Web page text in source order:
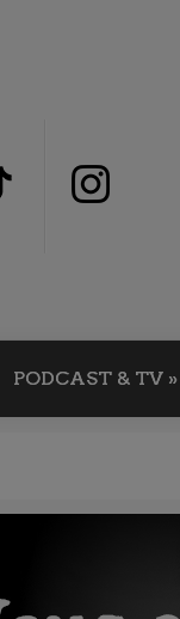
PODCAST & TV »